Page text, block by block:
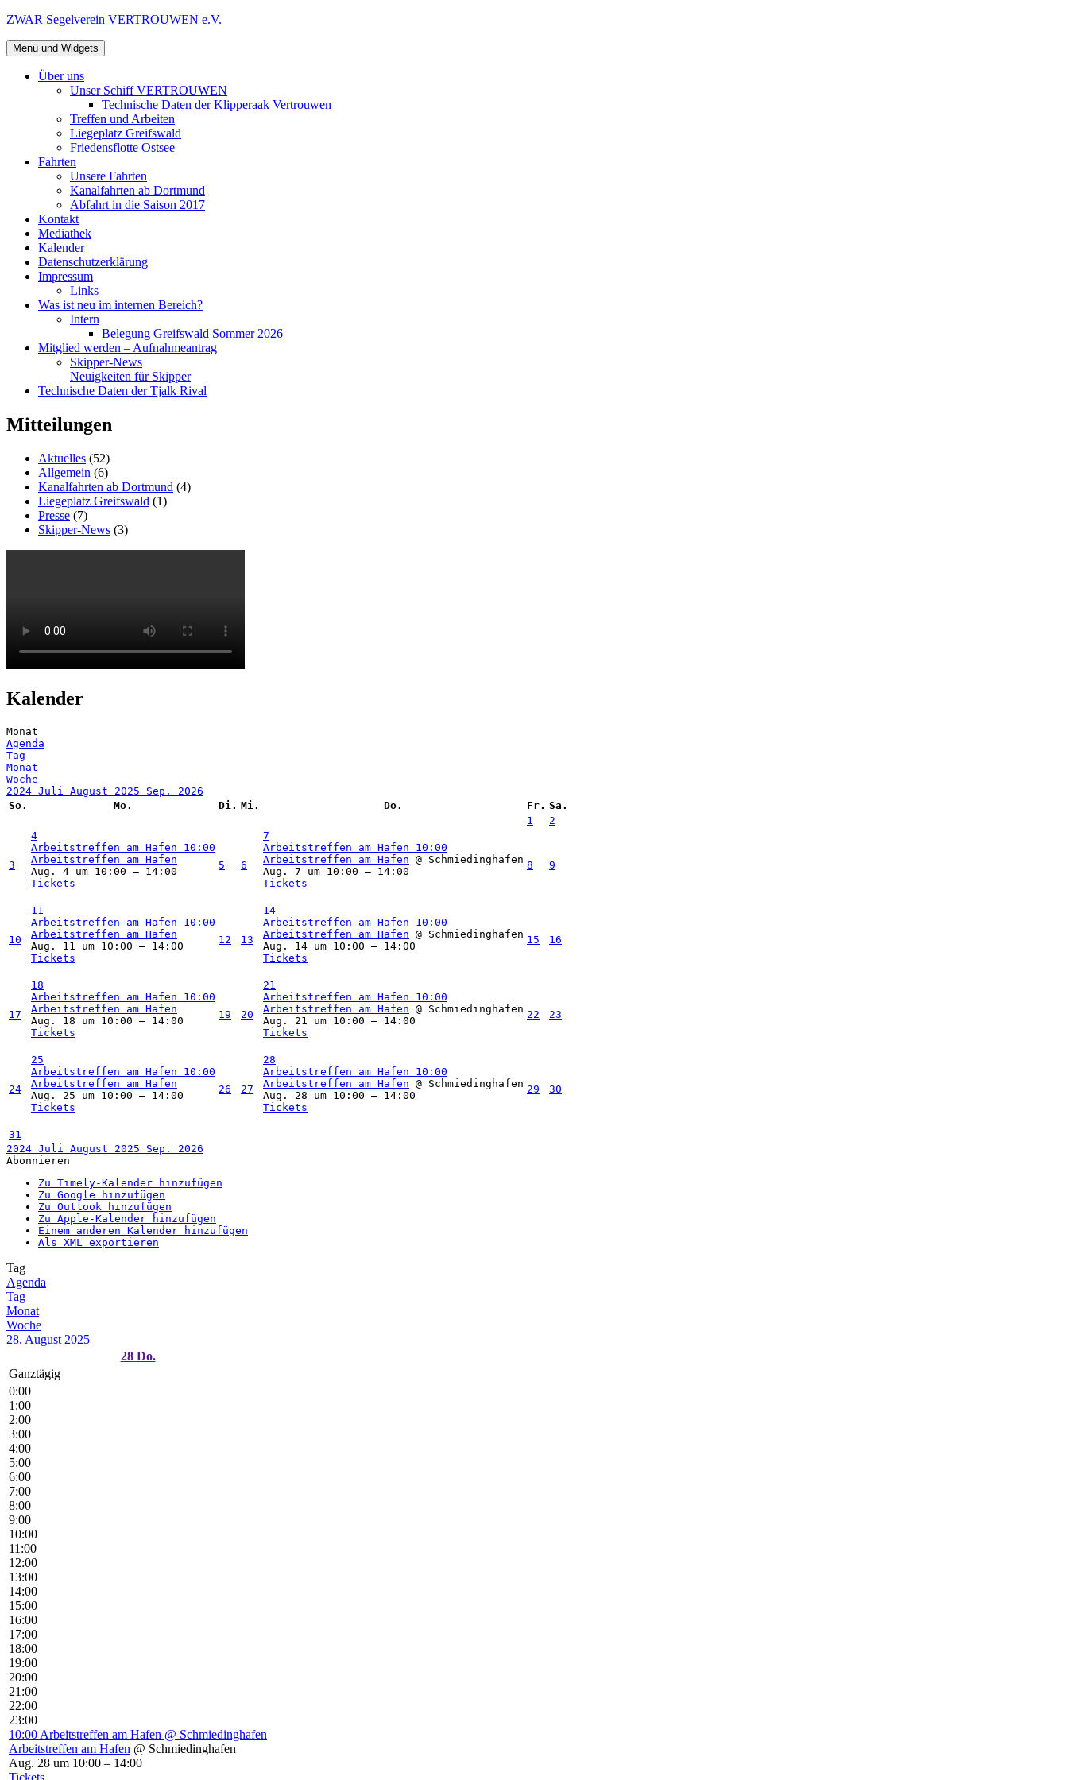
Zum
springen
ZWAR Segelverein VERTROUWEN e.V.
Menü und Widgets
Über uns
Unser Schiff VERTROUWEN
Technische Daten der Klipperaak Vertrouwen
Treffen und Arbeiten
Liegeplatz Greifswald
Friedensflotte Ostsee
Fahrten
Unsere Fahrten
Kanalfahrten ab Dortmund
Abfahrt in die Saison 2017
Kontakt
Mediathek
Kalender
Datenschutzerklärung
Impressum
Links
Was ist neu im internen Bereich?
Intern
Belegung Greifswald Sommer 2026
Mitglied werden – Aufnahmeantrag
Skipper-News
Neuigkeiten für Skipper
Technische Daten der Tjalk Rival
Mitteilungen
Aktuelles (52)
Allgemein (6)
Kanalfahrten ab Dortmund (4)
Liegeplatz Greifswald (1)
Presse (7)
Skipper-News (3)
Kalender
Monat
Agenda
Tag
Monat
Woche
2024 Juli August 2025 Sep. 2026
So.
Mo. Di. Mi. Do. Fr. Sa.
1
2
3
4
Arbeitstreffen am Hafen 10:00
Arbeitstreffen am Hafen
Aug. 4 um 10:00 – 14:00
Tickets
5 6
7
Arbeitstreffen am Hafen 10:00
Arbeitstreffen am Hafen @ Schmiedinghafen
Aug. 7 um 10:00 – 14:00
Tickets
8 9
10
11
Arbeitstreffen am Hafen 10:00
Arbeitstreffen am Hafen
Aug. 11 um 10:00 – 14:00
Tickets
12 13
14
Arbeitstreffen am Hafen 10:00
Arbeitstreffen am Hafen @ Schmiedinghafen
Aug. 14 um 10:00 – 14:00
Tickets
15 16
17
18
Arbeitstreffen am Hafen 10:00
Arbeitstreffen am Hafen
Aug. 18 um 10:00 – 14:00
Tickets
19 20
21
Arbeitstreffen am Hafen 10:00
Arbeitstreffen am Hafen @ Schmiedinghafen
Aug. 21 um 10:00 – 14:00
Tickets
22 23
24
25
Arbeitstreffen am Hafen 10:00
Arbeitstreffen am Hafen
Aug. 25 um 10:00 – 14:00
Tickets
26 27
28
Arbeitstreffen am Hafen 10:00
Arbeitstreffen am Hafen @ Schmiedinghafen
Aug. 28 um 10:00 – 14:00
Tickets
29 30
31
2024 Juli August 2025 Sep. 2026
Abonnieren
Zu Timely-Kalender hinzufügen
Zu Google hinzufügen
Zu Outlook hinzufügen
Zu Apple-Kalender hinzufügen
Einem anderen Kalender hinzufügen
Als XML exportieren
Tag
Agenda
Tag
Monat
Woche
28. August 2025
28 Do.
Ganztägig
0:00
1:00
2:00
3:00
4:00
5:00
6:00
7:00
8:00
9:00
10:00
11:00
12:00
13:00
14:00
15:00
16:00
17:00
18:00
19:00
20:00
21:00
22:00
23:00
10:00 Arbeitstreffen am Hafen @ Schmiedinghafen
Arbeitstreffen am Hafen @ Schmiedinghafen
Aug. 28 um 10:00 – 14:00
Tickets